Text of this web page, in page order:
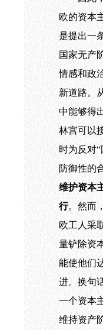
欧的资本
是提出一
国家无产
情感和政
新道路。
中能够得
林宫可以
时为反对
防御性的
维护资本
行。然而
欧工人采
量铲除资
能使他们
进。换句
一个资本
维持资产